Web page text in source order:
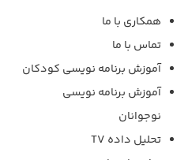
همکاری با ما
تماس با ما
آموزش برنامه نویسی کودکان
آموزش برنامه نویسی
نوجوانان
تحلیل داده TV